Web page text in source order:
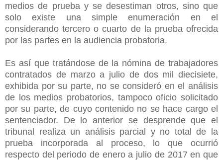
medios de prueba y se desestiman otros, sino que
solo existe una simple enumeración en el
considerando tercero o cuarto de la prueba ofrecida
por las partes en la audiencia probatoria.
Es así que tratándose de la nómina de trabajadores
contratados de marzo a julio de dos mil diecisiete,
exhibida por su parte, no se consideró en el análisis
de los medios probatorios, tampoco oficio solicitado
por su parte, de cuyo contenido no se hace cargo el
sentenciador. De lo anterior se desprende que el
tribunal realiza un análisis parcial y no total de la
prueba incorporada al proceso, lo que ocurrió
respecto del periodo de enero a julio de 2017 en que